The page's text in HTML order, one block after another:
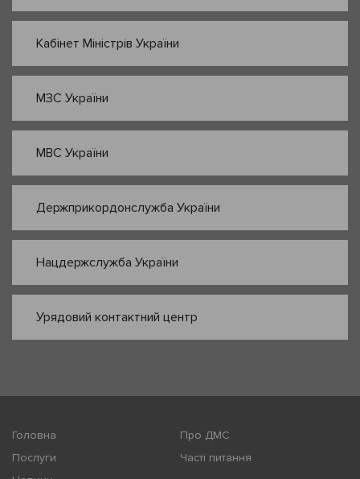
Кабінет Міністрів України
МЗС України
МВС України
Держприкордонслужба України
Нацдержслужба України
Урядовий контактний центр
Головна
Про ДМС
Послуги
Часті питання